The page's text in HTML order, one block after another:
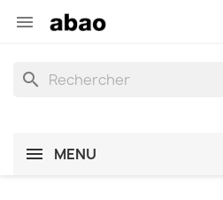

search
MENU